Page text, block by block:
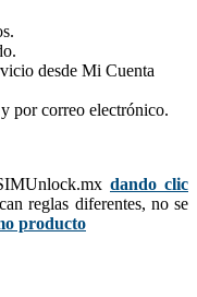
desde Mi Cuenta
por correo electrónico.
dando clic
reglas diferentes, no se
producto